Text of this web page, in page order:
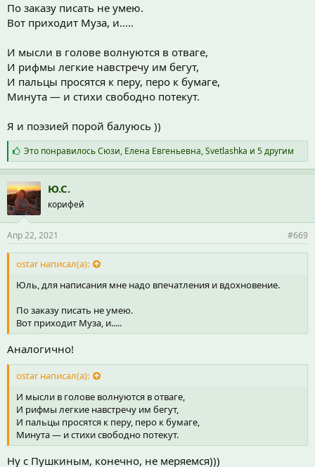
По заказу писать не умею.
Вот приходит Муза, и.....
И мысли в голове волнуются в отваге,
И рифмы легкие навстречу им бегут,
И пальцы просятся к перу, перо к бумаге,
Минута — и стихи свободно потекут.
Я и поэзией порой балуюсь ))
С
и
м
п
а
т
и
:
Это понравилосьСюзи, Елена Евгеньевна,Svetlashka и 5 другим
Ю.С.
корифей
Апр 22, 2021 #669
ostar написал(а):
Юль, для написания мне надо впечатления и вдохновение.
По заказу писать не умею.
Вот приходит Муза, и.....
Аналогично!
ostar написал(а):
И мысли в голове волнуются в отваге,
И рифмы легкие навстречу им бегут,
И пальцы просятся к перу, перо к бумаге,
Минута — и стихи свободно потекут.
Ну с Пушкиным, конечно, не меряемся)))